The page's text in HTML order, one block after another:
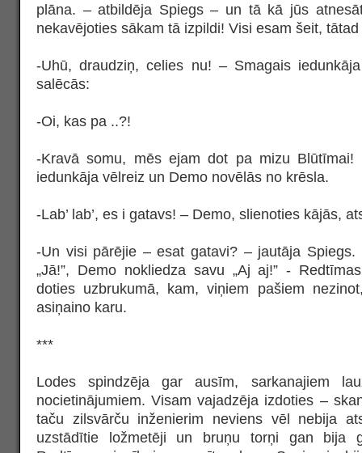
plāna. – atbildēja Spiegs – un tā kā jūs
nekavējoties sākam tā izpildi! Visi esam šeit,
-Uhū, draudziņ, celies nu! – Smagais
salēcās:
-Oi, kas pa ..?!
-Kravā somu, mēs ejam dot pa mizu
iedunkāja vēlreiz un Demo novēlās no krēsla.
-Lab’ lab’, es i gatavs! – Demo, slienoties kājās,
-Un visi pārējie – esat gatavi? – jautāja Spiegs.
„Jā!”, Demo nokliedza savu „Aj aj!” -
doties uzbrukumā, kam, viņiem pašiem
asiņaino karu.
***
Lodes spindzēja gar ausīm, sarkanajiem
nocietinājumiem. Visam vajadzēja izdoties –
taču zilsvārču inženierim neviens vēl nebija
uzstādītie ložmetēji un bruņu torņi gan bija